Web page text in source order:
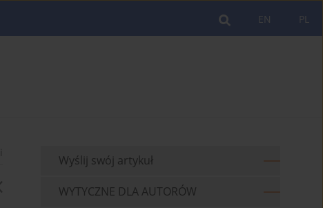
PL
EN
Wyślij swój artykuł
WYTYCZNE DLA AUTORÓW